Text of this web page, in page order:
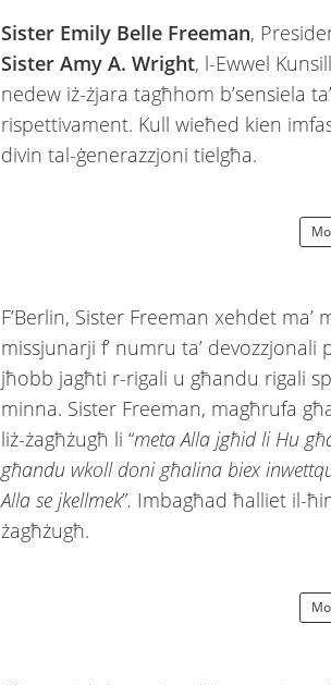
Sister Emily Belle Freeman,
Sister Amy A. Wright, l-Ewwel
nedew iż-żjara tagħhom b’sensiela
rispettivament. Kull wieħed kien
divin tal-ġenerazzjoni tielgħa.
F’Berlin, Sister Freeman xehdet ma’
missjunarji f’ numru ta’
jħobb jagħti r-rigali u għandu rigali
minna. Sister Freeman, magħrufa
liż-żagħżugħ li “meta Alla jgħid li Hu
għandu wkoll doni għalina biex
Alla se jkellmek”. Imbagħad ħalliet il-
żagħżugħ.